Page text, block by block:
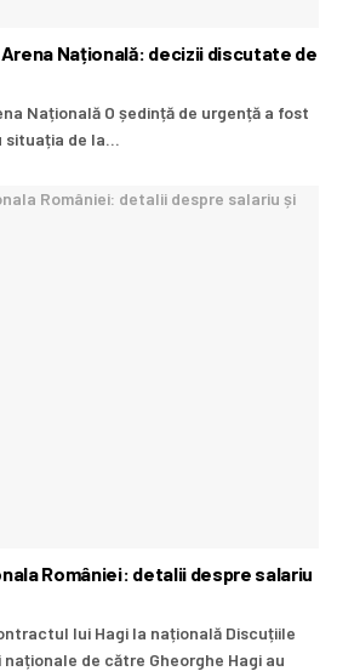
Națională: decizii discutate de
Națională O ședință de urgență a fost
situația de la...
României: detalii despre salariu
lui Hagi la națională Discuțiile
de către Gheorghe Hagi au